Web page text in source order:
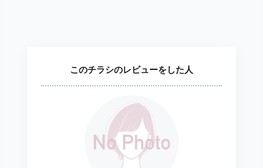
このチラシのレビューをした人